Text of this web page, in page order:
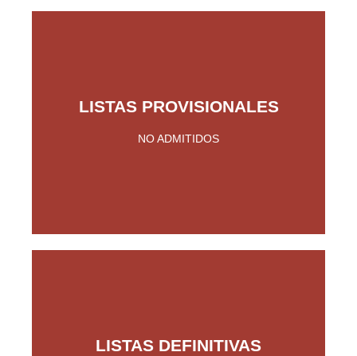
LISTAS PROVISIONALES
NO ADMITIDOS
LISTAS DEFINITIVAS